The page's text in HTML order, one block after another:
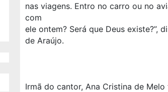
nas viagens. Entro no carro ou no
com
ele ontem? Será que Deus existe?”,
de Araújo.
Irmã do cantor, Ana Cristina de